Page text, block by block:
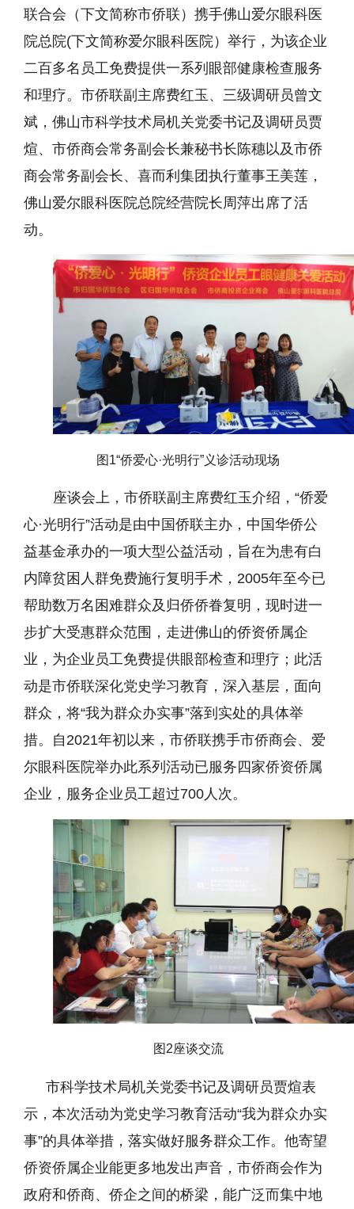
联合会（下文简称市侨联）携手佛山爱尔眼科医
院总院(下文简称爱尔眼科医院）举行，为该企业
二百多名员工免费提供一系列眼部健康检查服务
和理疗。市侨联副主席费红玉、三级调研员曾文
斌，佛山市科学技术局机关党委书记及调研员贾
煊、市侨商会常务副会长兼秘书长陈穗以及市侨
商会常务副会长、喜而利集团执行董事王美莲，
佛山爱尔眼科医院总院经营院长周萍出席了活
动。
图1“侨爱心·光明行”义诊活动现场
座谈会上，市侨联副主席费红玉介绍，“侨爱
心·光明行”活动是由中国侨联主办，中国华侨公
益基金承办的一项大型公益活动，旨在为患有白
内障贫困人群免费施行复明手术，2005年至今已
帮助数万名困难群众及归侨侨眷复明，现时进一
步扩大受惠群众范围，走进佛山的侨资侨属企
业，为企业员工免费提供眼部检查和理疗；此活
动是市侨联深化党史学习教育，深入基层，面向
群众，将“我为群众办实事”落到实处的具体举
措。自2021年初以来，市侨联携手市侨商会、爱
尔眼科医院举办此系列活动已服务四家侨资侨属
企业，服务企业员工超过700人次。
图2座谈交流
市科学技术局机关党委书记及调研员贾煊表
示，本次活动为党史学习教育活动“我为群众办实
事”的具体举措，落实做好服务群众工作。他寄望
侨资侨属企业能更多地发出声音，市侨商会作为
政府和侨商、侨企之间的桥梁，能广泛而集中地